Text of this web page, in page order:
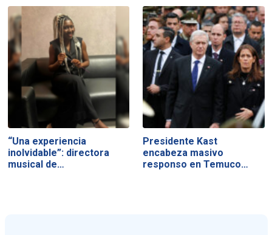
“Una experiencia
inolvidable”: directora
musical de…
Presidente Kast
encabeza masivo
responso en Temuco…